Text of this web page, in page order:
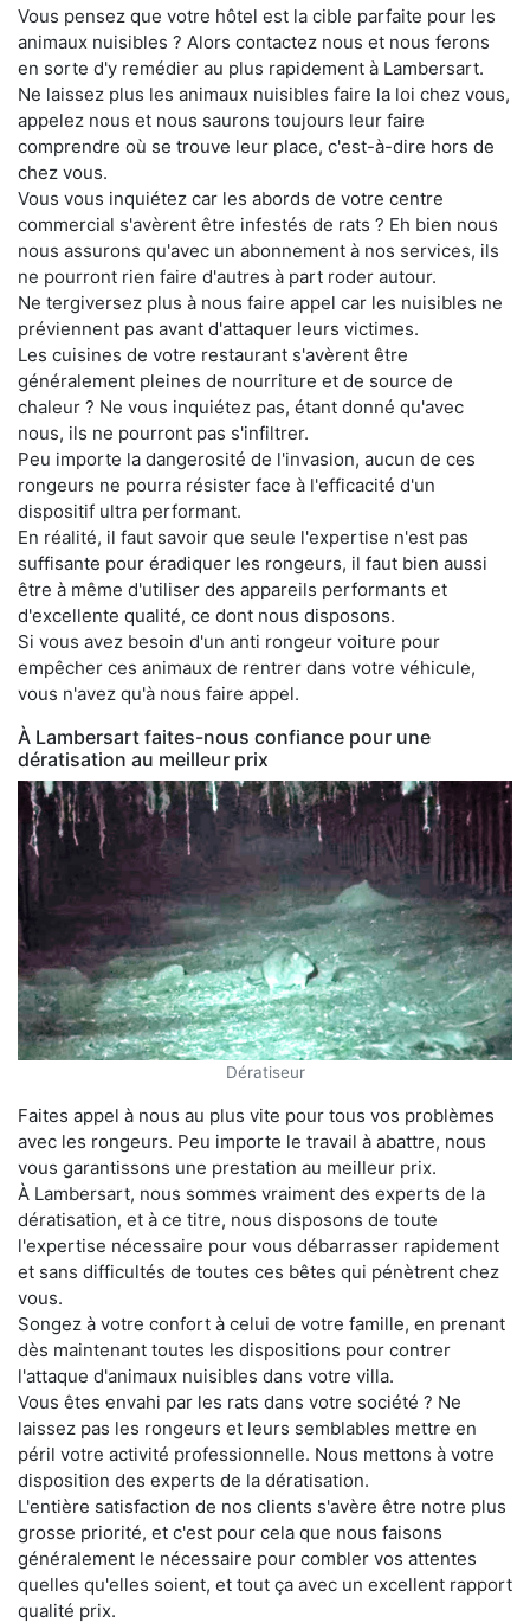
Vous pensez que votre hôtel est la cible parfaite pour les
animaux nuisibles ? Alors contactez nous et nous ferons
en sorte d'y remédier au plus rapidement à Lambersart.
Ne laissez plus les animaux nuisibles faire la loi chez vous,
appelez nous et nous saurons toujours leur faire
comprendre où se trouve leur place, c'est-à-dire hors de
chez vous.
Vous vous inquiétez car les abords de votre centre
commercial s'avèrent être infestés de rats ? Eh bien nous
nous assurons qu'avec un abonnement à nos services, ils
ne pourront rien faire d'autres à part roder autour.
Ne tergiversez plus à nous faire appel car les nuisibles ne
préviennent pas avant d'attaquer leurs victimes.
Les cuisines de votre restaurant s'avèrent être
généralement pleines de nourriture et de source de
chaleur ? Ne vous inquiétez pas, étant donné qu'avec
nous, ils ne pourront pas s'infiltrer.
Peu importe la dangerosité de l'invasion, aucun de ces
rongeurs ne pourra résister face à l'efficacité d'un
dispositif ultra performant.
En réalité, il faut savoir que seule l'expertise n'est pas
suffisante pour éradiquer les rongeurs, il faut bien aussi
être à même d'utiliser des appareils performants et
d'excellente qualité, ce dont nous disposons.
Si vous avez besoin d'un anti rongeur voiture pour
empêcher ces animaux de rentrer dans votre véhicule,
vous n'avez qu'à nous faire appel.
À Lambersart faites-nous confiance pour une
dératisation au meilleur prix
Dératiseur
Faites appel à nous au plus vite pour tous vos problèmes
avec les rongeurs. Peu importe le travail à abattre, nous
vous garantissons une prestation au meilleur prix.
À Lambersart, nous sommes vraiment des experts de la
dératisation, et à ce titre, nous disposons de toute
l'expertise nécessaire pour vous débarrasser rapidement
et sans difficultés de toutes ces bêtes qui pénètrent chez
vous.
Songez à votre confort à celui de votre famille, en prenant
dès maintenant toutes les dispositions pour contrer
l'attaque d'animaux nuisibles dans votre villa.
Vous êtes envahi par les rats dans votre société ? Ne
laissez pas les rongeurs et leurs semblables mettre en
péril votre activité professionnelle. Nous mettons à votre
disposition des experts de la dératisation.
L'entière satisfaction de nos clients s'avère être notre plus
grosse priorité, et c'est pour cela que nous faisons
généralement le nécessaire pour combler vos attentes
quelles qu'elles soient, et tout ça avec un excellent rapport
qualité prix.